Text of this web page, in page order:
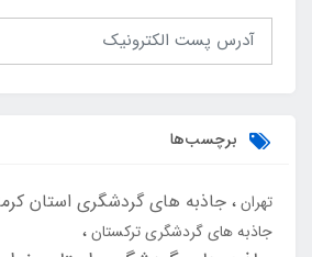
برچسب‌ها
تهران جاذبه های گردشگری استان
جاذبه های گردشگری ترکستان